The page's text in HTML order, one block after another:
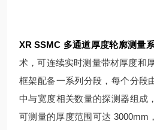
XR SSMC 多通道厚度轮廓测量
术，可连续实时测量带材厚度和
框架配备一系列分段，每个分段
中与宽度相关数量的探测器组成
可测量的厚度范围可达 3000mm